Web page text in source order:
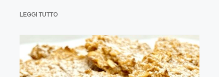
LEGGI TUTTO